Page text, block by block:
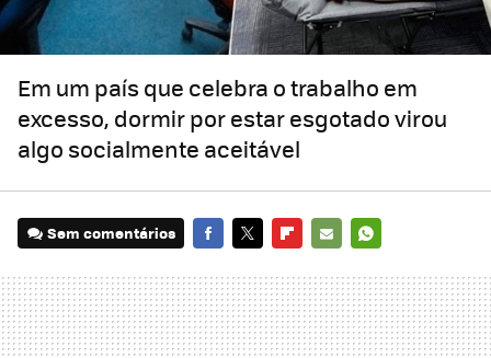
Em um país que celebra o trabalho em
excesso, dormir por estar esgotado virou
algo socialmente aceitável
Sem comentários
MAIL